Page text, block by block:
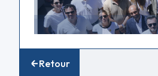
Retour